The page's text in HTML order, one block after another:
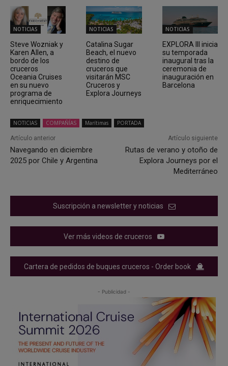
NOTICIAS
Steve Wozniak y
Karen Allen, a
bordo de los
cruceros
Oceania Cruises
en su nuevo
programa de
enriquecimiento
NOTICIAS
Catalina Sugar
Beach, el nuevo
destino de
cruceros que
visitarán MSC
Cruceros y
Explora Journeys
NOTICIAS
EXPLORA III inicia
su temporada
inaugural tras la
ceremonia de
inauguración en
Barcelona
NOTICIAS COMPAÑÍAS Marítimas PORTADA
Artículo anterior
Navegando en diciembre
2025 por Chile y Argentina
Artículo siguiente
Rutas de verano y otoño de
Explora Journeys por el
Mediterráneo
Suscripción a newsletter y noticias
Ver más videos de cruceros
Cartera de pedidos de buques cruceros - Order book
- Publicidad -